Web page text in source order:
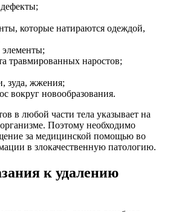
которые натираются одеждой,
травмированных наростов;
зуда, жжения;
вокруг новообразования.
в любой части тела указывает на
Поэтому необходимо
за медицинской помощью во
в злокачественную патологию.
к удалению